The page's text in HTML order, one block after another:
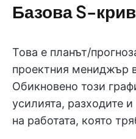
Базова S-
Това е планът/
проектния мениджър
Обикновено този
усилията, разходите
на работата, която